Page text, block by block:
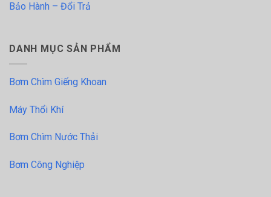
Bảo Hành – Đổi Trả
DANH MỤC SẢN PHẨM
Bơm Chìm Giếng Khoan
Máy Thổi Khí
Bơm Chìm Nước Thải
Bơm Công Nghiệp